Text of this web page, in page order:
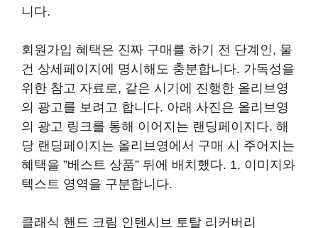
니다.
회원가입 혜택은 진짜 구매를 하기 전 단계인, 물
건 상세페이지에 명시해도 충분합니다. 가독성을
위한 참고 자료로, 같은 시기에 진행한 올리브영
의 광고를 보려고 합니다. 아래 사진은 올리브영
의 광고 링크를 통해 이어지는 랜딩페이지다. 해
당 랜딩페이지는 올리브영에서 구매 시 주어지는
혜택을 ”베스트 상품” 뒤에 배치했다. 1. 이미지와
텍스트 영역을 구분합니다.
클래식 핸드 크림 인텐시브 토탈 리커버리